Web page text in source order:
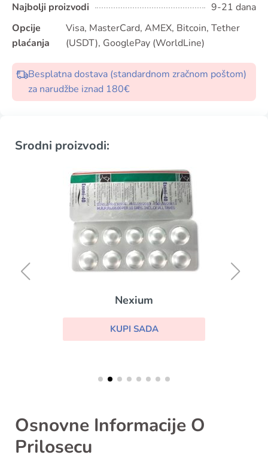
Najbolji proizvodi
9-21 dana
Opcije
plaćanja
Visa, MasterCard, AMEX, Bitcoin, Tether
(USDT), GooglePay (WorldLine)
Besplatna dostava (standardnom zračnom poštom)
za narudžbe iznad 180€
Srodni proizvodi:
Nexium
KUPI SADA
Osnovne Informacije O
Prilosecu